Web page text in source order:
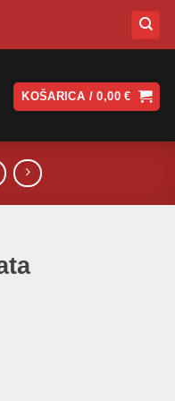
KOŠARICA /0,00€